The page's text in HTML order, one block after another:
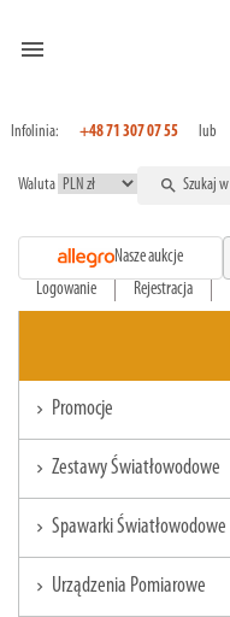
menu
Infolinia: +48 71 307 07 55 lub
Waluta search
Nasze aukcje
Logowanie Rejestracja
chevron_right Promocje
chevron_right Zestawy Światłowodowe
chevron_right Spawarki Światłowodowe
chevron_right Urządzenia Pomiarowe